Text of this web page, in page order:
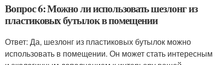
Вопрос 6: Можно ли использовать шезлонг из
пластиковых бутылок в помещении
Ответ: Да, шезлонг из пластиковых бутылок можно
использовать в помещении. Он может стать интересным